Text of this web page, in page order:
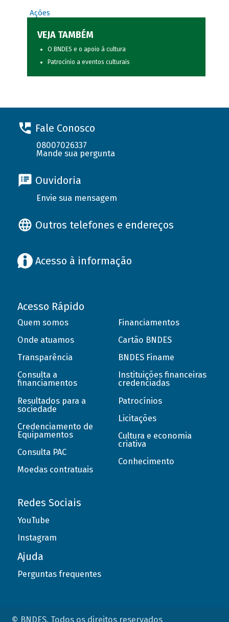
Ações
VEJA TAMBÉM
O BNDES e o apoio à cultura
Patrocínio a eventos culturais
Fale Conosco
08007026337
Mande sua pergunta
Ouvidoria
Envie sua mensagem
Outros telefones e endereços
Acesso à informação
Acesso Rápido
Quem somos
Onde atuamos
Transparência
Consulta a
financiamentos
Resultados para a
sociedade
Credenciamento de
Equipamentos
Consulta PAC
Moedas contratuais
Financiamentos
Cartão BNDES
BNDES Finame
Instituições financeiras
credenciadas
Patrocínios
Licitações
Cultura e economia
criativa
Conhecimento
Redes Sociais
YouTube
Instagram
Ajuda
Perguntas frequentes
© BNDES. Todos os direitos reservados